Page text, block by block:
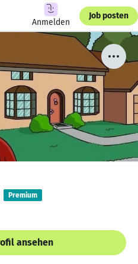
Anmelden
Job posten
Premium
ansehen